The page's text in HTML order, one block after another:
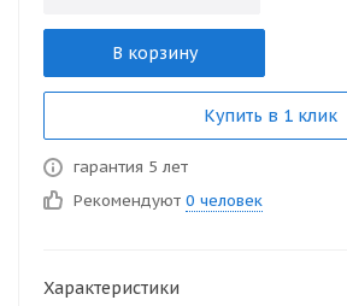
В корзину
Купить в 1 клик
гарантия 5 лет
Рекомендуют 0 человек
Характеристики